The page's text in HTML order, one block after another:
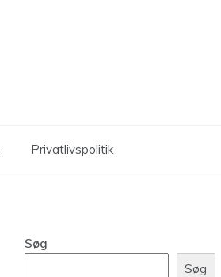
Privatlivspolitik
Søg
Søg